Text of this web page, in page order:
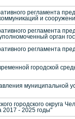
регламента
и
регламента
орган
регламента
городской
муниципальной
округа
2017 - 2025 годы"